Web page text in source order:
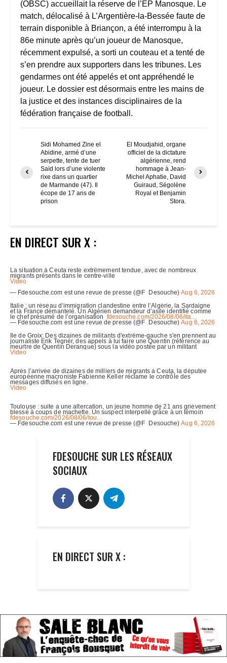
(OBSC) accueillait la réserve de l’EP Manosque. Le
match, délocalisé à L’Argentière-la-Bessée faute de
terrain disponible à Briançon, a été interrompu à la
86e minute après qu’un joueur de Manosque,
récemment expulsé, a sorti un couteau et a tenté de
s’en prendre aux supporters dans les tribunes. Les
gendarmes ont été appelés et ont appréhendé le
joueur. Le dossier est désormais entre les mains de
la justice et des instances disciplinaires de la
fédération française de football.​
Sidi Mohamed Zine el
Abidine, armé d’une
serpette, tente de tuer
Saïd lors d’une violente
rixe dans un quartier
de Marmande (47). Il
écope de 17 ans de
prison
El Moudjahid, organe
officiel de la dictature
algérienne, rend
hommage à Jean-
Michel Aphatie, David
Guiraud, Ségolène
Royal et Benjamin
Stora.
EN DIRECT SUR X :
FDESOUCHE SUR LES RÉSEAUX
SOCIAUX
EN DIRECT SUR X :